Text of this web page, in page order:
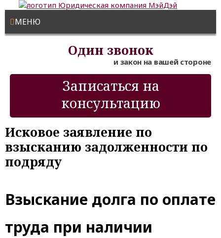
МЕНЮ
Один звонок
и закон на вашей стороне
Записаться на
консультацию
Исковое заявление по
взысканию задолженности по
подряду
Взыскание долга по оплате
труда при наличии